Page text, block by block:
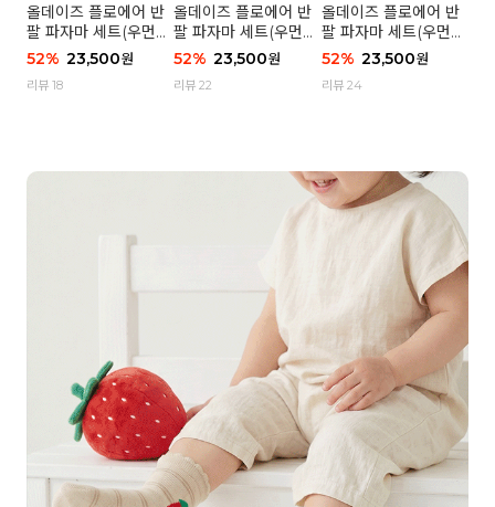
올데이즈 플로에어 반
팔 파자마 세트(우먼)
- 04 하트 컨페티
52% 23,500원
리뷰 18
올데이즈 플로에어 반
팔 파자마 세트(우먼)
- 03 브리즈 스트라이
52% 23,500원
리뷰 22
올데이즈 플로에어 반
팔 파자마 세트(우먼)
- 01 포슬 가든
52% 23,500원
리뷰 24